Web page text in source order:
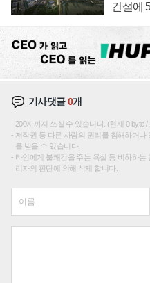
건설에
기사댓글0개
200자까지 쓰실 수 있습니다. (현재 0 byte /
저작권 등 다른 사람의 권리를 침해하거
를 받을 수 있습니다.
타인에게 불쾌감을 주는 욕설 등 비하하
리자의 판단에 의해 삭제 합니다.